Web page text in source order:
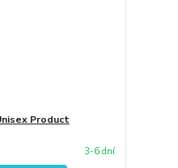
Product
3-6 dní